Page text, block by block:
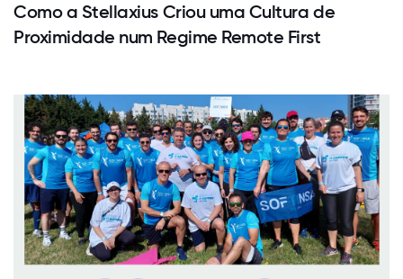
Como a Stellaxius Criou uma Cultura de
Proximidade num Regime Remote First